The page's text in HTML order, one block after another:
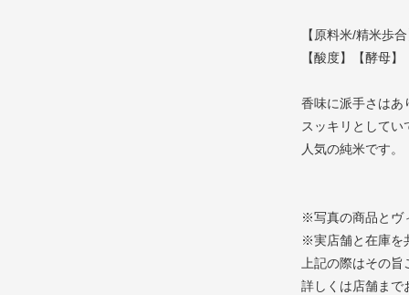
【原料米/精米歩
【酸度】【酵母】
香味に派手さはあ
スッキリとしてい
人気の純米です。
※写真の商品とヴ
※実店舗と在庫を
上記の際はその旨
詳しくは店舗まで